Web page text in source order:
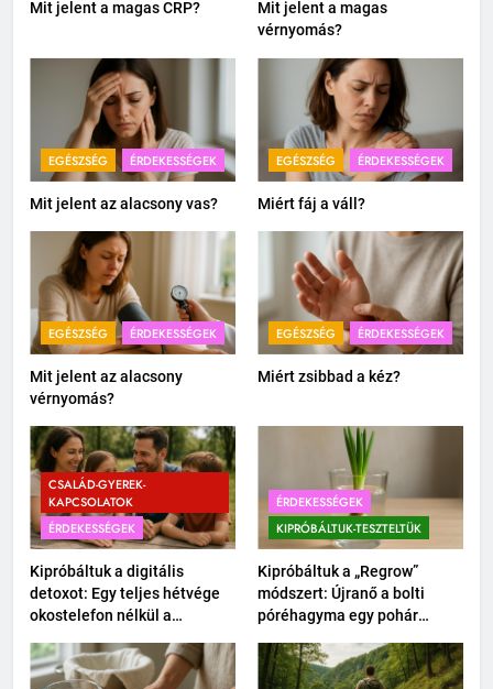
Mit jelent a magas CRP?
Mit jelent a magas
vérnyomás?
EGÉSZSÉG ÉRDEKESSÉGEK
Mit jelent az alacsony vas?
EGÉSZSÉG ÉRDEKESSÉGEK
Miért fáj a váll?
EGÉSZSÉG ÉRDEKESSÉGEK
Mit jelent az alacsony
vérnyomás?
EGÉSZSÉG ÉRDEKESSÉGEK
Miért zsibbad a kéz?
CSALÁD-GYEREK-
KAPCSOLATOK
ÉRDEKESSÉGEK
Kipróbáltuk a digitális
detoxot: Egy teljes hétvége
okostelefon nélkül a
ÉRDEKESSÉGEK
KIPRÓBÁLTUK-TESZTELTÜK
Kipróbáltuk a „Regrow”
módszert: Újranő a bolti
póréhagyma egy pohár